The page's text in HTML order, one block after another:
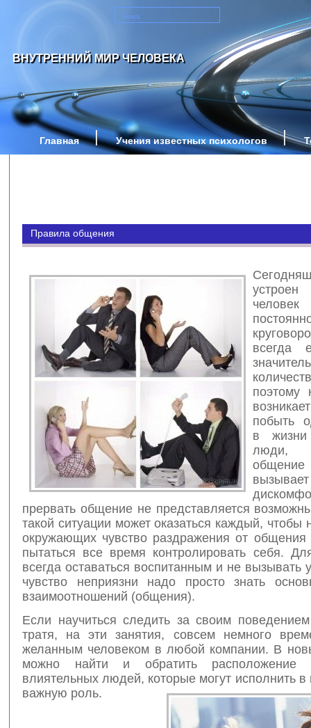
ВНУТРЕННИЙ МИР ЧЕЛОВЕКА
Главная Учения известных психологов
Правила общения
всегда
поэтому
побыть
в жизни
люди,
прервать общение не представляется
такой ситуации может оказаться каждый, чтобы
окружающих чувство раздражения от
пытаться все время контролировать себя.
всегда оставаться воспитанным и не вызывать
чувство неприязни надо просто знать
взаимоотношений (общения).
Если научиться следить за своим
тратя, на эти занятия, совсем немного
желанным человеком в любой компании. В
можно найти и обратить расположение
влиятельных людей, которые могут исполнить
важную роль.